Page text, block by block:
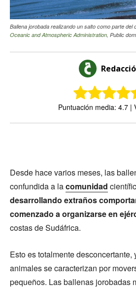
Ballena jorobada realizando un salto como parte del
Oceanic and Atmospheric Administration, Public
Puntuación media: 4.7 |
Desde hace varios meses, las
confundida a lacomunidad
desarrollando extraños
comenzado a organizarse en
costas de Sudáfrica.
Esto es totalmente desconcertante,
animales se caracterizan por
pequeños. Las ballenas jorobadas